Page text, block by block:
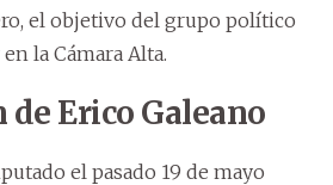
el objetivo del grupo político
la Cámara Alta.
Erico Galeano
el pasado 19 de mayo